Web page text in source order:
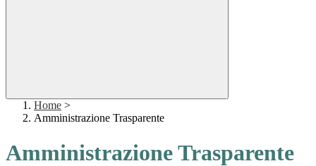
Home >
Amministrazione Trasparente
Amministrazione Trasparente